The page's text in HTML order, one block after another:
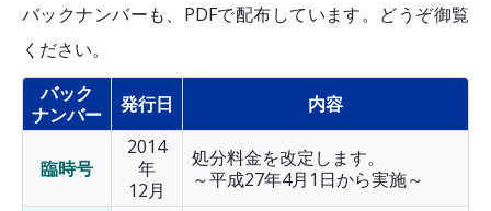
バックナンバーも、PDFで配布しています。どうぞ御覧
ください。
バック
ナンバー
発行日 内容
臨時号
2014
年
12月
処分料金を改定します。
～平成27年4月1日から実施～